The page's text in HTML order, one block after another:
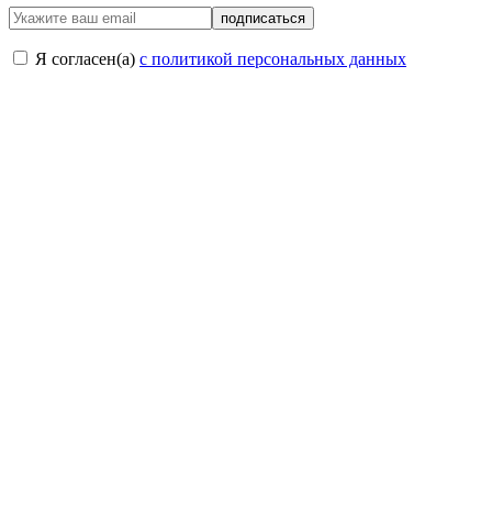
подписаться
Я согласен(a) с политикой персональных данных